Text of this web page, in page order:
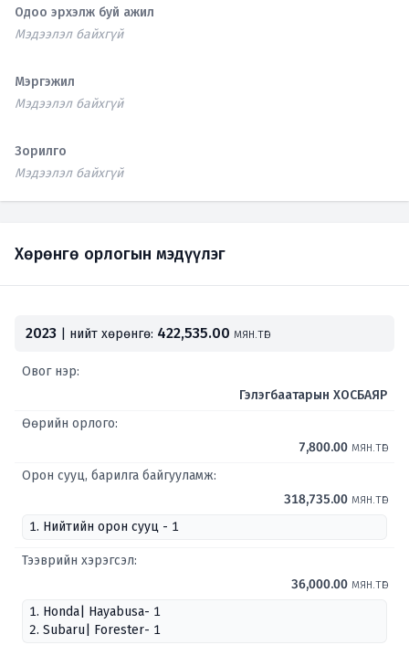
Одоо эрхэлж буй ажил
Мэдээлэл байхгүй
Мэргэжил
Мэдээлэл байхгүй
Зорилго
Мэдээлэл байхгүй
Хөрөнгө орлогын мэдүүлэг
2023 | нийт хөрөнгө: 422,535.00 мян.төг
Овог нэр:
Гэлэгбаатарын ХОСБАЯР
Өөрийн орлого:
7,800.00 мян.төг
Орон сууц, барилга байгууламж:
318,735.00 мян.төг
1. Нийтийн орон сууц - 1
Тээврийн хэрэгсэл:
36,000.00 мян.төг
1. Honda| Hayabusa- 1
2. Subaru| Forester- 1